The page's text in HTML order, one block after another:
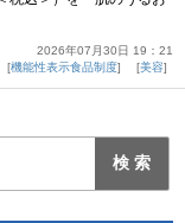
2026年07月30日 19：21
機能性表示食品制度 美容